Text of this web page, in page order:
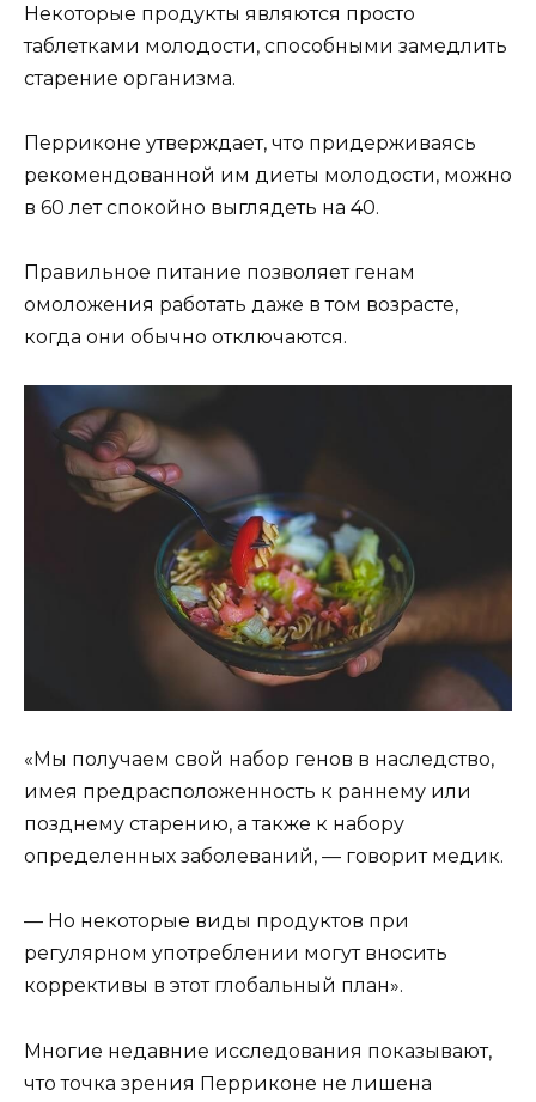
Некоторые продукты являются просто
таблетками молодости, способными замедлить
старение организма.
Перриконе утверждает, что придерживаясь
рекомендованной им диеты молодости, можно
в 60 лет спокойно выглядеть на 40.
Правильное питание позволяет генам
омоложения работать даже в том возрасте,
когда они обычно отключаются.
«Мы получаем свой набор генов в наследство,
имея предрасположенность к раннему или
позднему старению, а также к набору
определенных заболеваний, — говорит медик.
— Но некоторые виды продуктов при
регулярном употреблении могут вносить
коррективы в этот глобальный план».
Многие недавние исследования показывают,
что точка зрения Перриконе не лишена